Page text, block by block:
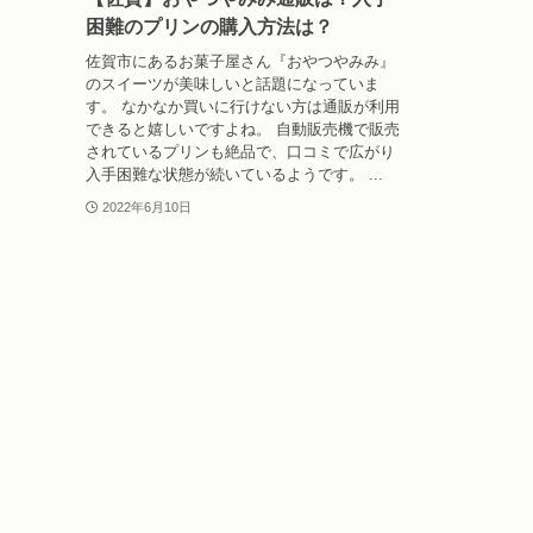
困難のプリンの購入方法は？
佐賀市にあるお菓子屋さん『おやつやみみ』
のスイーツが美味しいと話題になっていま
す。 なかなか買いに行けない方は通販が利用
できると嬉しいですよね。 自動販売機で販売
されているプリンも絶品で、口コミで広がり
入手困難な状態が続いているようです。 ...
2022年6月10日